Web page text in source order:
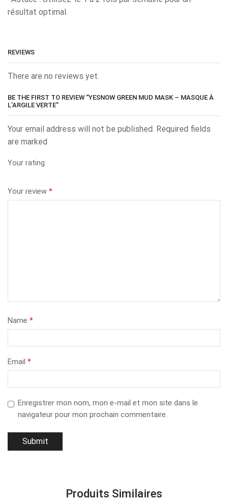
résultat optimal.
REVIEWS
There are no reviews yet.
BE THE FIRST TO REVIEW “YESNOW GREEN MUD MASK – MASQUE À
L’ARGILE VERTE”
Your email address will not be published. Required fields
are marked
Your rating
Your review *
Name *
Email *
Enregistrer mon nom, mon e-mail et mon site dans le
navigateur pour mon prochain commentaire.
Produits Similaires